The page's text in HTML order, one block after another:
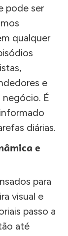
pode ser
qualquer
e
negócio. É
diárias.
e
para
visual e
passo a
até